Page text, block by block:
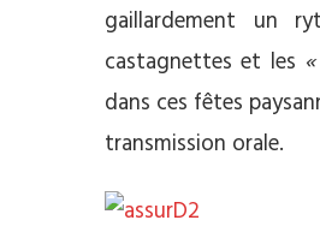
gaillardement un
castagnettes et les
dans ces fêtes
transmission orale.